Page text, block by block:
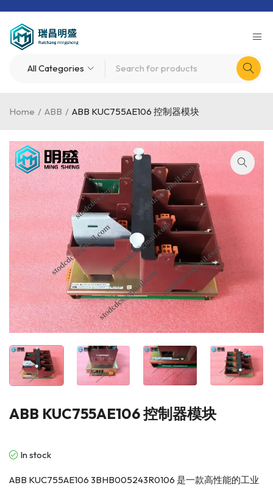
Home / ABB / ABB KUC755AE106 控制器模块
ABB KUC755AE106 控制器模块
In stock
ABB KUC755AE106 3BHB005243R0106 是一款高性能的工业